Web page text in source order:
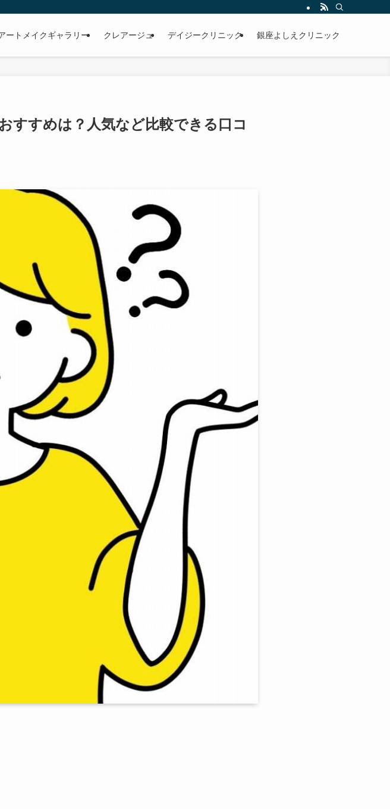
ートメイクギャラリー クレアージュ デイジークリニック 銀座よしえクリニック
すすめは？人気など比較できる口コ